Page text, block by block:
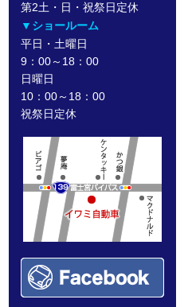
第2土・日・祝祭日定休
▼ショールーム
平日・土曜日
9：00～18：00
日曜日
10：00～18：00
祝祭日定休